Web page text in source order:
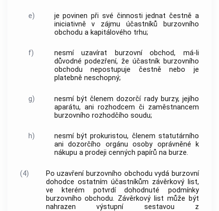
e)
je povinen při své činnosti jednat čestně a
iniciativně v zájmu účastníků
burzovního
obchodu a kapitálového trhu;
f) nesmí uzavírat burzovní obchod, má-li
důvodné podezření, že účastník burzovního
obchodu nepostupuje čestně nebo je
platebně neschopný;
g)
nesmí být členem dozorčí rady burzy, jejího
aparátu, ani rozhodcem či zaměstnancem
burzovního rozhodčího soudu;
h)
nesmí být prokuristou, členem statutárního
ani dozorčího orgánu osoby oprávněné k
nákupu a prodeji cenných papírů na burze.
(4) Po uzavření burzovního obchodu vydá burzovní
dohodce ostatním účastníkům závěrkový list,
ve kterém potvrdí dohodnuté podmínky
burzovního obchodu. Závěrkový list může být
nahrazen výstupní sestavou z